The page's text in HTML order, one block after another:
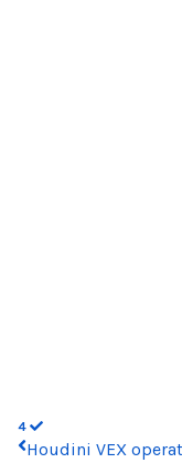
4
Houdini VEX